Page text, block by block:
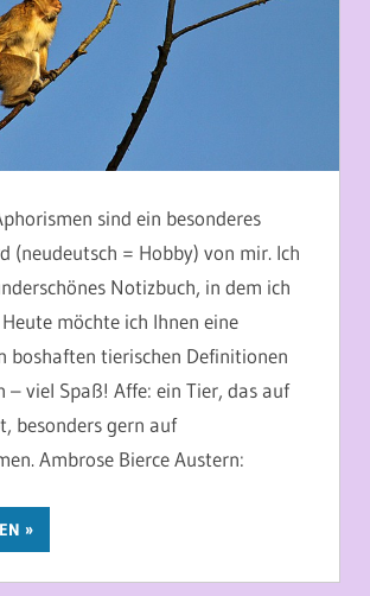
sind ein besonderes
(neudeutsch = Hobby) von mir. Ich
Notizbuch, in dem ich
möchte ich Ihnen eine
boshaften tierischen Definitionen
– viel Spaß! Affe: ein Tier, das auf
besonders gern auf
Ambrose Bierce Austern: